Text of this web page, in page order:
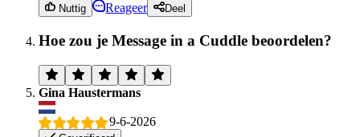
Nuttig Reageer Deel
Hoe zou je Message in a Cuddle beoordelen?
Gina Haustermans
9-6-2026